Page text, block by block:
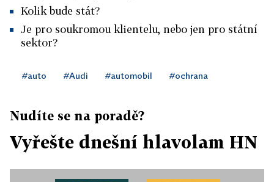
Kolik bude stát?
Je pro soukromou klientelu, nebo jen pro státní
sektor?
#auto #Audi #automobil #ochrana
Nudíte se na poradě?
Vyřešte dnešní hlavolam HN